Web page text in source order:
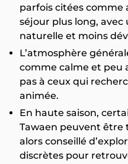
parfois citées
séjour plus long,
naturelle et moins
L’atmosphère
comme calme et peu
pas à ceux qui
animée.
En haute saison,
Tawaen peuvent être
alors conseillé
discrètes pour